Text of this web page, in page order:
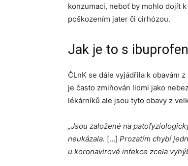
konzumaci, neboť by mohlo dojít
poškozením jater či cirhózou.
Jak je to s
ČLnK se dále vyjádřila k obavám
je často zmiňován lidmi jako
lékárníků ale jsou tyto obavy z
„Jsou založené na
neukázala. […] Prozatím chybí
u koronavirové infekce zcela